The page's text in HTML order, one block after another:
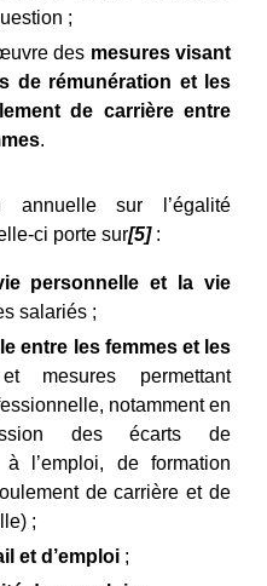
;
des mesures visant
de rémunération et les
de carrière entre
.
sur l’égalité
ci porte sur[5]:
personnelle et la vie
salariés ;
entre les femmes et les
mesures permettant
notamment en
des écarts de
à l’emploi, de formation
de carrière et de
;
et d’emploi ;